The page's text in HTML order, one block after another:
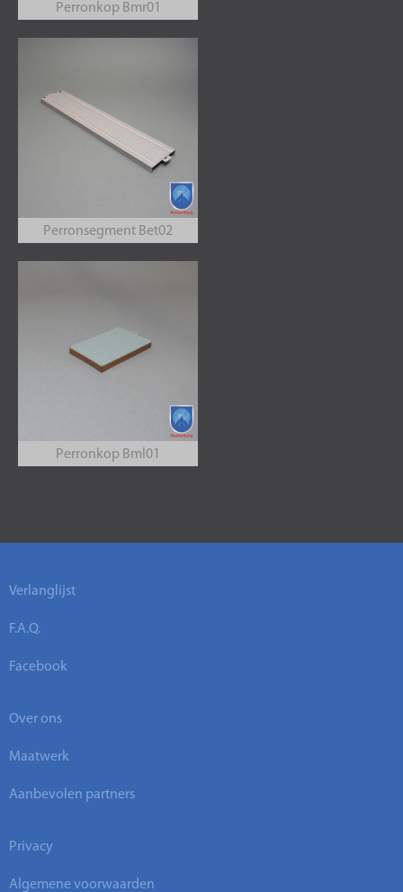
Perronkop Bmr01
Perronsegment Bet02
Perronkop Bml01
Verlanglijst
F.A.Q.
Facebook
Over ons
Maatwerk
Aanbevolen partners
Privacy
Algemene voorwaarden